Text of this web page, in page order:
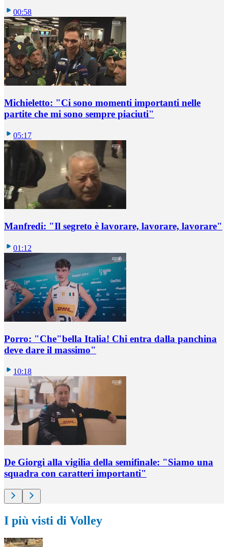
00:58
Michieletto: "Ci sono momenti importanti nelle
partite che mi sono sempre piaciuti"
05:17
Manfredi: "Il segreto è lavorare, lavorare, lavorare"
01:12
Porro: "Che"bella Italia! Chi entra dalla panchina
deve dare il massimo"
10:18
De Giorgi alla vigilia della semifinale: "Siamo una
squadra con caratteri importanti"
I più visti di Volley